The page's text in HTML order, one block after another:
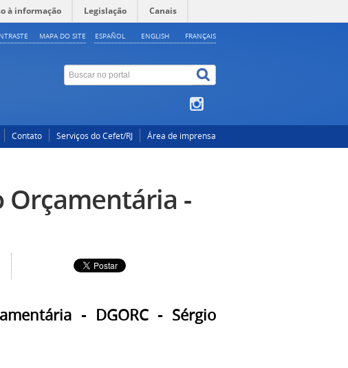
à informação Legislação Canais
ESPAÑOL ENGLISH FRANÇAIS
MAPA DO SITE
Contato Serviços do Cefet/RJ Área de imprensa
Orçamentária -
- DGORC - Sérgio